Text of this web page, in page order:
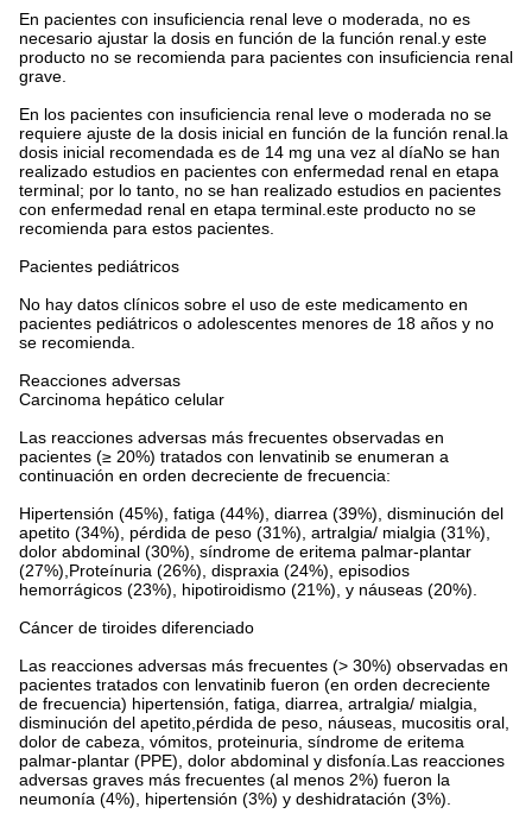
En pacientes con insuficiencia renal leve o moderada, no es
necesario ajustar la dosis en función de la función renal.y este
producto no se recomienda para pacientes con insuficiencia renal
grave.
En los pacientes con insuficiencia renal leve o moderada no se
requiere ajuste de la dosis inicial en función de la función renal.la
dosis inicial recomendada es de 14 mg una vez al díaNo se han
realizado estudios en pacientes con enfermedad renal en etapa
terminal; por lo tanto, no se han realizado estudios en pacientes
con enfermedad renal en etapa terminal.este producto no se
recomienda para estos pacientes.
Pacientes pediátricos
No hay datos clínicos sobre el uso de este medicamento en
pacientes pediátricos o adolescentes menores de 18 años y no
se recomienda.
Reacciones adversas
Carcinoma hepático celular
Las reacciones adversas más frecuentes observadas en
pacientes (≥ 20%) tratados con lenvatinib se enumeran a
continuación en orden decreciente de frecuencia:
Hipertensión (45%), fatiga (44%), diarrea (39%), disminución del
apetito (34%), pérdida de peso (31%), artralgia/ mialgia (31%),
dolor abdominal (30%), síndrome de eritema palmar-plantar
(27%),Proteínuria (26%), dispraxia (24%), episodios
hemorrágicos (23%), hipotiroidismo (21%), y náuseas (20%).
Cáncer de tiroides diferenciado
Las reacciones adversas más frecuentes (> 30%) observadas en
pacientes tratados con lenvatinib fueron (en orden decreciente
de frecuencia) hipertensión, fatiga, diarrea, artralgia/ mialgia,
disminución del apetito,pérdida de peso, náuseas, mucositis oral,
dolor de cabeza, vómitos, proteinuria, síndrome de eritema
palmar-plantar (PPE), dolor abdominal y disfonía.Las reacciones
adversas graves más frecuentes (al menos 2%) fueron la
neumonía (4%), hipertensión (3%) y deshidratación (3%).